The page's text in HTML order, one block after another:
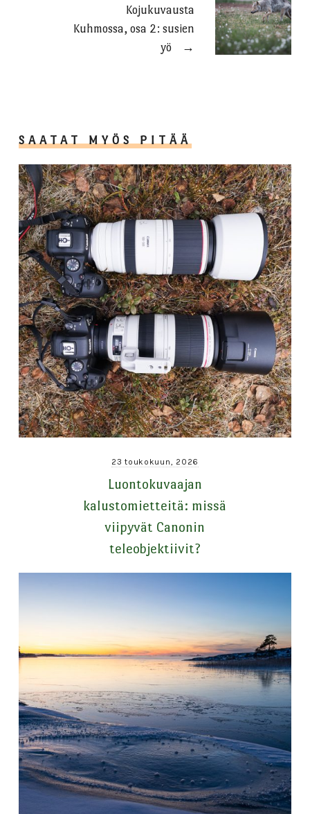
Kojukuvausta
Kuhmossa, osa 2: susien
yö
→
SAATAT MYÖS PITÄÄ
23 toukokuun, 2026
Luontokuvaajan
kalustomietteitä: missä
viipyvät Canonin
teleobjektiivit?